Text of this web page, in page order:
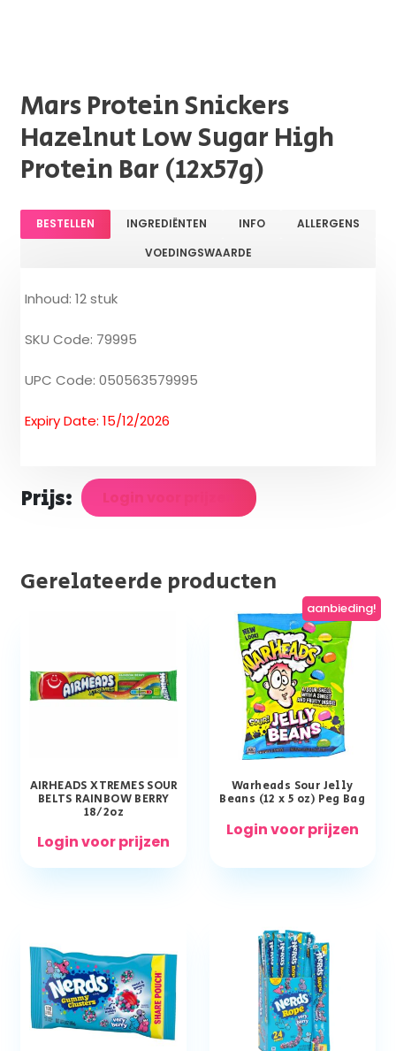
Mars Protein Snickers
Hazelnut Low Sugar High
Protein Bar (12x57g)
BESTELLEN INGREDIËNTEN INFO
ALLERGENS
VOEDINGSWAARDE
Inhoud: 12 stuk
SKU Code: 79995
UPC Code: 050563579995
Expiry Date: 15/12/2026
Prijs: Login voor prijzen
Gerelateerde producten
AIRHEADS XTREMES SOUR
BELTS RAINBOW BERRY
18/2oz
Login voor prijzen
aanbieding!
Warheads Sour Jelly
Beans (12 x 5 oz) Peg Bag
Login voor prijzen